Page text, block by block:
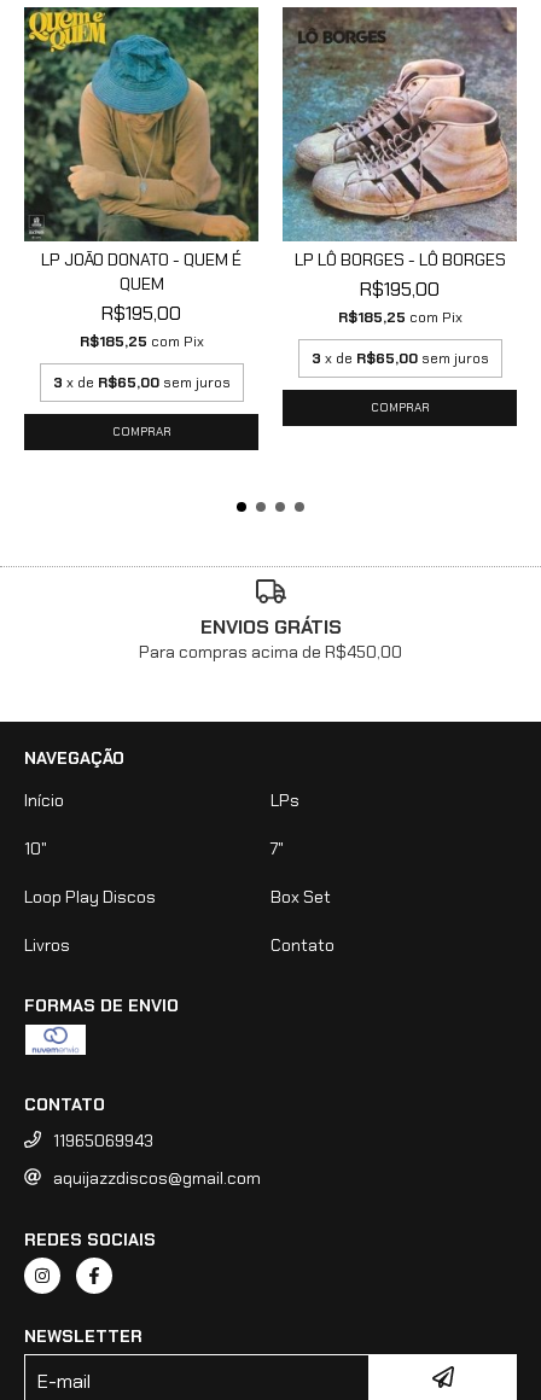
LP JOÃO DONATO - QUEM É
QUEM
R$195,00
R$185,25 com Pix
3 x de R$65,00 sem juros
LP LÔ BORGES - LÔ BORGES
R$195,00
R$185,25 com Pix
3 x de R$65,00 sem juros
ENVIOS GRÁTIS
Para compras acima de R$450,00
NAVEGAÇÃO
Início
LPs
10" 7"
Loop Play Discos Box Set
Livros Contato
FORMAS DE ENVIO
CONTATO
11965069943
aquijazzdiscos@gmail.com
REDES SOCIAIS
NEWSLETTER